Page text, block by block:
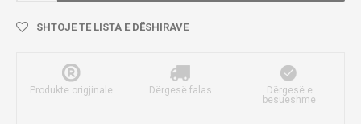
SHTOJE TE LISTA E DËSHIRAVE
Produkte origjinale Dërgesë falas
Dërgesë e
besueshme